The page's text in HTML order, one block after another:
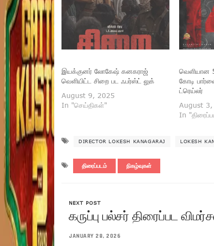
இயக்குனர் லோகேஷ் கனகராஜ்
வெளியிட்ட சிறை பட ஃபர்ஸ்ட் லுக்
August 9, 2025
In "செய்திகள்"
வெளியான
கோடி
ட்ரெய்லர்
August 3,
In
DIRECTOR LOKESH KANAGARAJ LOKESH
திரைப்படம் நிகழ்வுகள்
NEXT POST
கருப்பு பல்சர் திரைப்பட
JANUARY 28, 2026